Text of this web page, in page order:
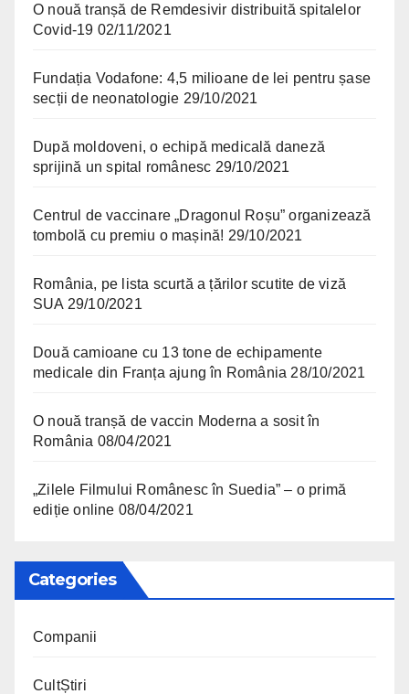
O nouă tranșă de Remdesivir distribuită spitalelor
Covid-19 02/11/2021
Fundația Vodafone: 4,5 milioane de lei pentru șase
secții de neonatologie 29/10/2021
După moldoveni, o echipă medicală daneză
sprijină un spital românesc 29/10/2021
Centrul de vaccinare „Dragonul Roșu” organizează
tombolă cu premiu o mașină! 29/10/2021
România, pe lista scurtă a țărilor scutite de viză
SUA 29/10/2021
Două camioane cu 13 tone de echipamente
medicale din Franța ajung în România 28/10/2021
O nouă tranșă de vaccin Moderna a sosit în
România 08/04/2021
„Zilele Filmului Românesc în Suedia” – o primă
ediție online 08/04/2021
Categories
Companii
CultȘtiri